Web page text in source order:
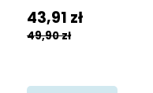
Cena promocyjna
43,91 zł
49,90 zł